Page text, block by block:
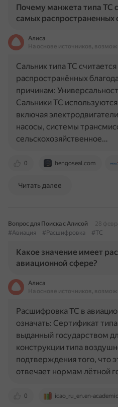
Почему манжета типа TC
самых распространенных
Алиса
На основе источников,
0 hengoseal.com
Сальник типа TC
распространённых
причинам:
Сальники TC
включая
насосы, системы
сельскохозяйственное…
Читать далее
Вопрос для Поиска с Алисой
28
#Авиация
#Расшифровка #TC
Какое значение имеет
авиационной сфере?
Алиса
На основе источников,
0 icao_ru_en.en-
Расшифровка TC в
означать: Сертификат
выданный государством
конструкции типа
подтверждения того, что
отвечает нормам лётной